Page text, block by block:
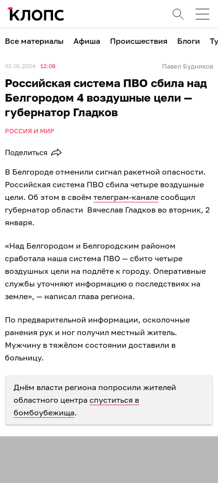
Все материалы Афиша Происшествия Блоги
02.01.2024 12:08 Павел Будников
Российская система ПВО сбила над
Белгородом 4 воздушные цели —
губернатор Гладков
РОССИЯ И МИР
Поделиться
В Белгороде отменили сигнал ракетной опасности.
Российская система ПВО сбила четыре воздушные
цели. Об этом в своём телеграм-канале сообщил
губернатор области Вячеслав Гладков во вторник, 2
января.
«Над Белгородом и Белгородским районом
сработала наша система ПВО — сбито четыре
воздушных цели на подлёте к городу. Оперативные
службы уточняют информацию о последствиях на
земле», — написал глава региона.
По предварительной информации, осколочные
ранения рук и ног получил местный житель.
Мужчину в тяжёлом состоянии доставили в
больницу.
Днём власти региона попросили жителей
областного центра спуститься в
бомбоубежища.